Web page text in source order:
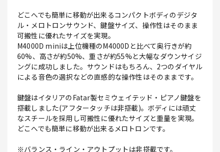
どこへでも簡単に移動が出来るコンパクトボディのデジタ
ル・メロトロンサウンド、鍵盤サイズ、操作性はそのまま
可搬性に優れたサイズを実現。
M4000D miniは上位機種のM4000Dと比べて奥行きが約
60%、高さが約50%、重さが約55%と大幅なダウンサイジ
ングに成功しました。サウンドはもちろん、2つのダイヤル
による音色の選択などの直感的な操作性はそのままです。
鍵盤はイタリアのFatar製セミウェイテッド・ピアノ鍵盤を
搭載しました(アフタータッチは非搭載)。ボディには頑丈
なスチールを採用し可搬性に優れたサイズと重量を実現。
どこへでも簡単に移動が出来るメロトロンです。
※バランス・ライン・アウトプットは非搭載です。